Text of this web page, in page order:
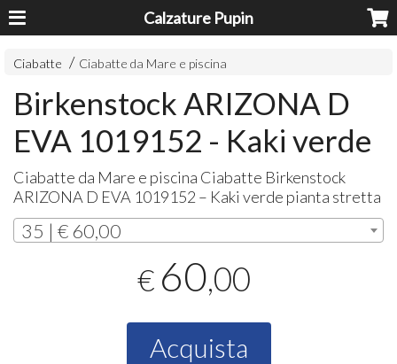
Calzature Pupin
Ciabatte Ciabatte da Mare e piscina
Birkenstock ARIZONA D
EVA 1019152 - Kaki verde
Ciabatte da Mare e piscina Ciabatte Birkenstock
ARIZONA D EVA 1019152 – Kaki verde pianta stretta
35 | € 60,00
€ 60,00
Acquista